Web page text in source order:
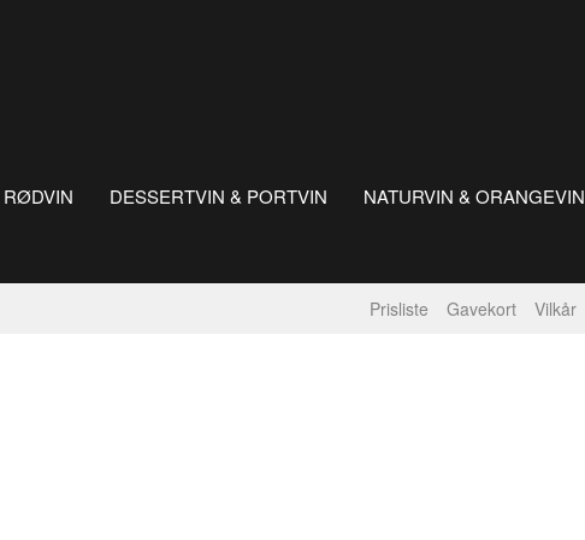
RØDVIN DESSERTVIN & PORTVIN NATURVIN & ORANGEVIN
Prisliste Gavekort Vilkår